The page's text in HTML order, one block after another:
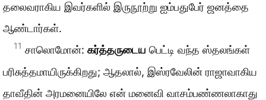
தலைவராகிய இவர்களில் இருநூற்று ஐம்பதுபேர் ஜனத்தை
ஆண்டார்கள்.
11 சாலொமோன்: கர்த்தருடைய பெட்டி வந்த ஸ்தலங்கள்
பரிசுத்தமாயிருக்கிறது; ஆதலால், இஸ்ரவேலின் ராஜாவாகிய
தாவீதின் அரமனையிலே என் மனைவி வாசம்பண்ணலாகாது